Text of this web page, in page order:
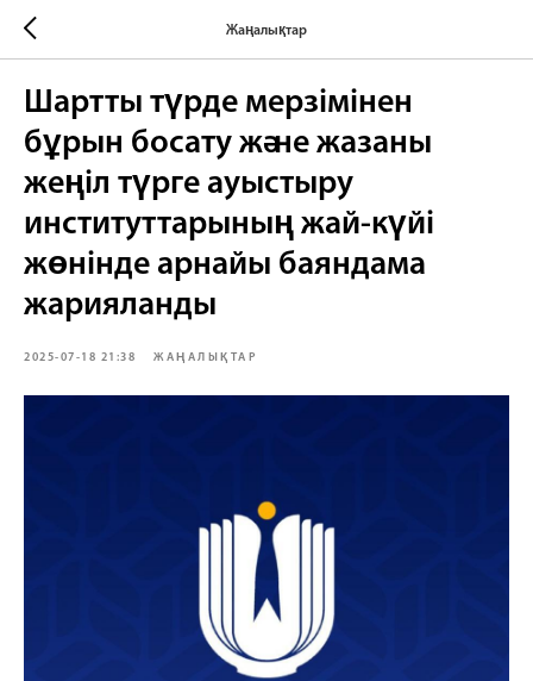
Жаңалықтар
Шартты түрде мерзімінен
бұрын босату және жазаны
жеңіл түрге ауыстыру
институттарының жай-күйі
жөнінде арнайы баяндама
жарияланды
2025-07-18 21:38 ЖАҢАЛЫҚТАР